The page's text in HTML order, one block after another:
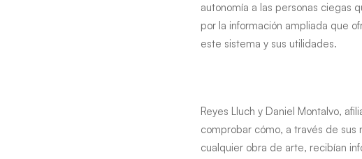
autonomía a las personas ciegas
por la información ampliada que
este sistema y sus utilidades.
Reyes Lluch y Daniel Montalvo,
comprobar cómo, a través de sus
cualquier obra de arte, recibían